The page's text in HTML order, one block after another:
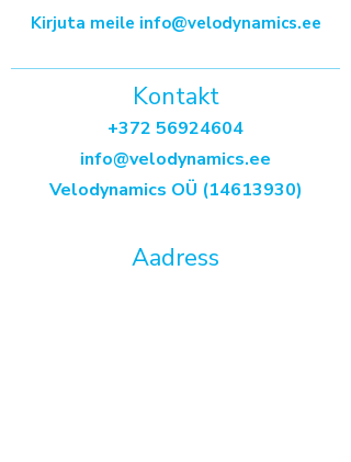
Kirjuta meile info@velodynamics.ee
Kontakt
+372 56924604
info@velodynamics.ee
​Velodynamics OÜ (14613930)
Aadress